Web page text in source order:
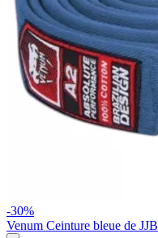
-30%
Venum Ceinture bleue de JJB